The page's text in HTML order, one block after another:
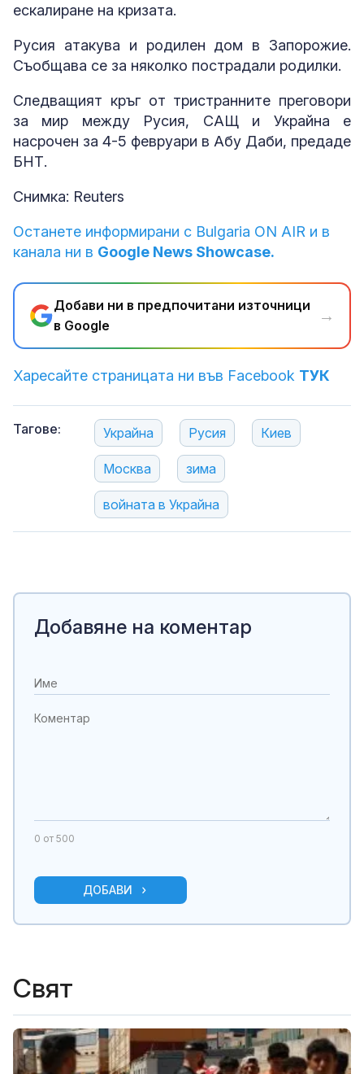
ескалиране на кризата.
Русия атакува и родилен дом в Запорожие.
Съобщава се за няколко пострадали родилки.
Следващият кръг от тристранните преговори
за мир между Русия, САЩ и Украйна е
насрочен за 4-5 февруари в Абу Даби, предаде
БНТ.
Снимка: Reuters
Останете информирани с Bulgaria ON AIR и в
канала ни в Google News Showcase.
Добави ни в предпочитани източници
в Google
→
Харесайте страницата ни във Facebook ТУК
Тагове: Украйна Русия Киев
Москва зима
войната в Украйна
Добавяне на коментар
0 от 500
ДОБАВИ
Свят